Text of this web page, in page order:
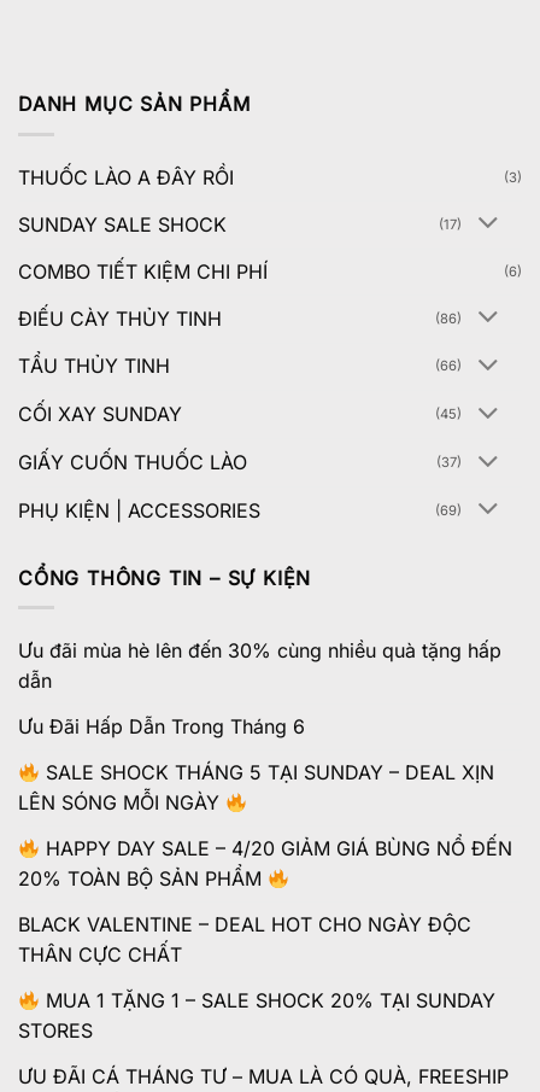
DANH MỤC SẢN PHẨM
THUỐC LÀO A ĐÂY RỒI (3)
SUNDAY SALE SHOCK (17)
COMBO TIẾT KIỆM CHI PHÍ (6)
ĐIẾU CÀY THỦY TINH (86)
TẨU THỦY TINH (66)
CỐI XAY SUNDAY (45)
GIẤY CUỐN THUỐC LÀO (37)
PHỤ KIỆN | ACCESSORIES (69)
CỔNG THÔNG TIN – SỰ KIỆN
Ưu đãi mùa hè lên đến 30% cùng nhiều quà tặng hấp
dẫn
Ưu Đãi Hấp Dẫn Trong Tháng 6
SALE SHOCK THÁNG 5 TẠI SUNDAY – DEAL XỊN
LÊN SÓNG MỖI NGÀY
HAPPY DAY SALE – 4/20 GIẢM GIÁ BÙNG NỔ ĐẾN
20% TOÀN BỘ SẢN PHẨM
BLACK VALENTINE – DEAL HOT CHO NGÀY ĐỘC
THÂN CỰC CHẤT
MUA 1 TẶNG 1 – SALE SHOCK 20% TẠI SUNDAY
STORES
ƯU ĐÃI CÁ THÁNG TƯ – MUA LÀ CÓ QUÀ, FREESHIP